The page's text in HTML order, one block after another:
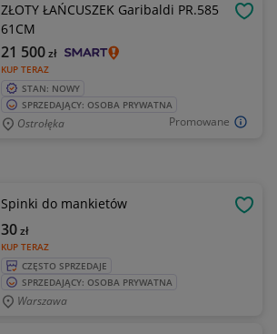
Promowane
ZŁOTY ŁAŃCUSZEK Garibaldi PR.585
61CM
KUP TERAZ
21 500zł
STAN: NOWY
SPRZEDAJĄCY: OSOBA PRYWATNA
Ostrołęka
Spinki do mankietów
KUP TERAZ
30zł
CZĘSTO SPRZEDAJE
SPRZEDAJĄCY: OSOBA PRYWATNA
Warszawa